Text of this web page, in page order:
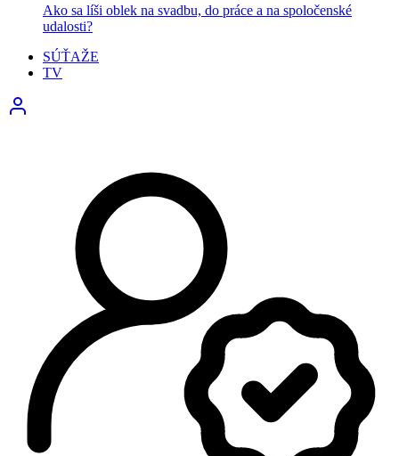
Ako sa líši oblek na svadbu, do práce a na spoločenské
udalosti?
SÚŤAŽE
TV